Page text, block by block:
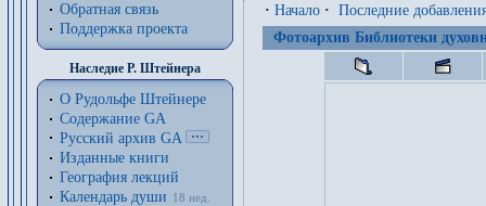
Обратная связь
Поддержка проекта
Наследие Р. Штейнера
О Рудольфе Штейнере
Содержание GA
Русский архив GA
Изданные книги
География лекций
Календарь души
18 нед.
· Начало · Последние
Фотоархив Библиотеки